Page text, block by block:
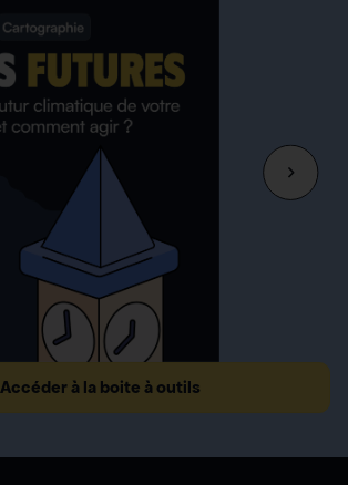
Accéder à la boite à outils